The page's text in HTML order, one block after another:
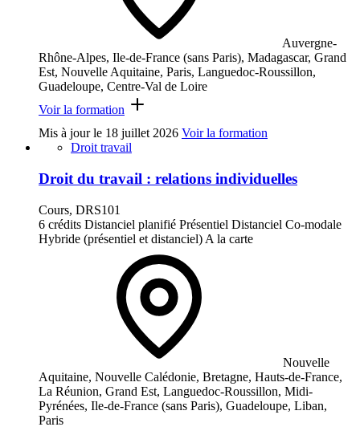
Auvergne-
Rhône-Alpes, Ile-de-France (sans Paris), Madagascar, Grand
Est, Nouvelle Aquitaine, Paris, Languedoc-Roussillon,
Guadeloupe, Centre-Val de Loire
Voir la formation
Mis à jour le 18 juillet 2026 Voir la formation
Droit travail
Droit du travail : relations individuelles
Cours, DRS101
6 crédits Distanciel planifié Présentiel Distanciel Co-modale
Hybride (présentiel et distanciel) A la carte
Nouvelle
Aquitaine, Nouvelle Calédonie, Bretagne, Hauts-de-France,
La Réunion, Grand Est, Languedoc-Roussillon, Midi-
Pyrénées, Ile-de-France (sans Paris), Guadeloupe, Liban,
Paris